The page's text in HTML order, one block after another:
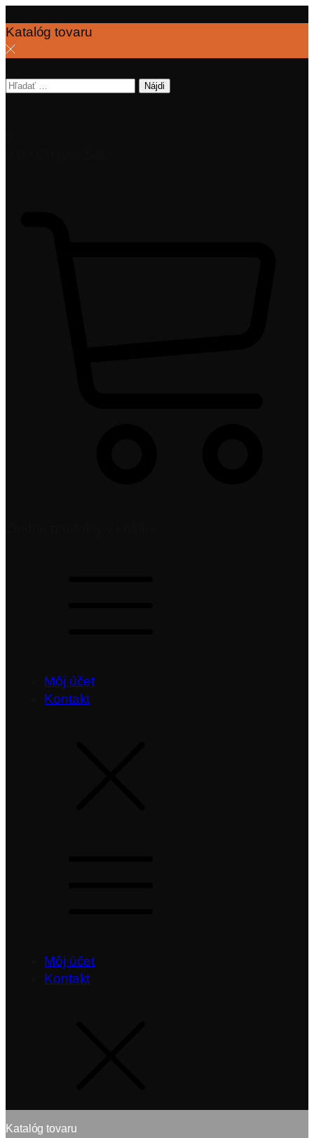
Katalóg tovaru
Hľadať:
Môj účet
Kontakt
Môj účet
Kontakt
Katalóg tovaru